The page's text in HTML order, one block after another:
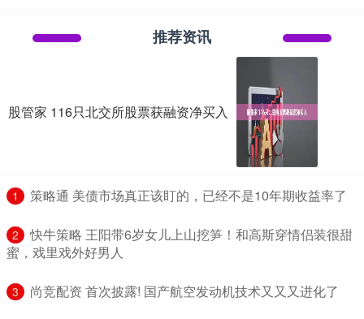
推荐资讯
股管家 116只北交所股票获融资净买入
1 ​策略通 美债市场真正该盯的，已经不是10年期收益率了
2
​快牛策略 王阳带6岁女儿上山挖笋！和高斯穿情侣装很甜
蜜，戏里戏外好男人
3 ​尚竞配资 首次披露! 国产航空发动机技术又又又进化了